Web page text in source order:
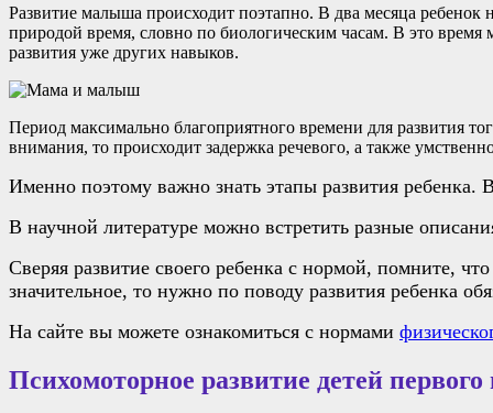
Развитие малыша происходит поэтапно. В два месяца
природой время, словно по биологическим часам. В это
развития уже других навыков.
Период максимально благоприятного времени для развития
внимания, то происходит задержка речевого, а также
Именно поэтому важно знать этапы развития ребенка.
В научной литературе можно встретить разные
Сверяя развитие своего ребенка с нормой, помните,
значительное, то нужно по поводу развития ребенка
На сайте вы можете ознакомиться с нормами
Психомоторное развитие детей первого